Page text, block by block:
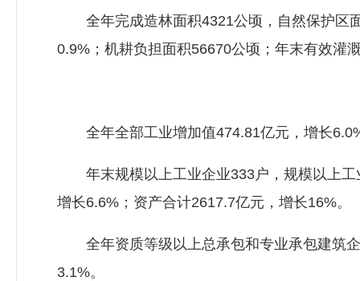
全年完成造林面积4321公顷，自然保护区面
0.9%；机耕负担面积56670公顷；年末有效灌
全年全部工业增加值474.81亿元，增长
年末规模以上工业企业333户，规模以上工
增长6.6%；资产合计2617.7亿元，增长16%。
全年资质等级以上总承包和专业承包建筑企
3.1%。